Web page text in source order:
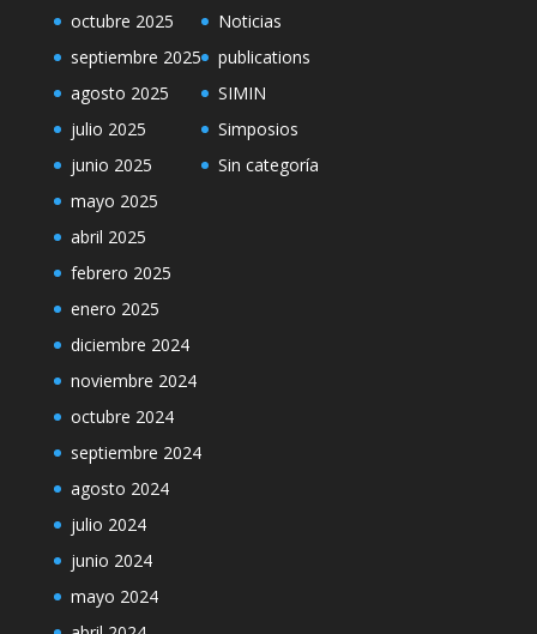
octubre 2025
septiembre 2025
agosto 2025
julio 2025
junio 2025
mayo 2025
abril 2025
febrero 2025
enero 2025
diciembre 2024
noviembre 2024
octubre 2024
septiembre 2024
agosto 2024
julio 2024
junio 2024
mayo 2024
Noticias
publications
SIMIN
Simposios
Sin categoría